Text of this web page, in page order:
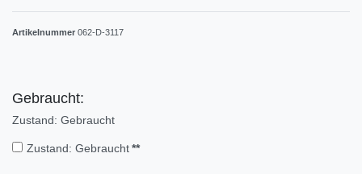
Artikelnummer 062-D-3117
Gebraucht:
Zustand: Gebraucht
Zustand: Gebraucht **